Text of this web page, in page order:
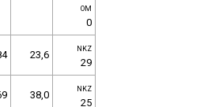
OM
0
23,6 NKZ
29
38,0 NKZ
25